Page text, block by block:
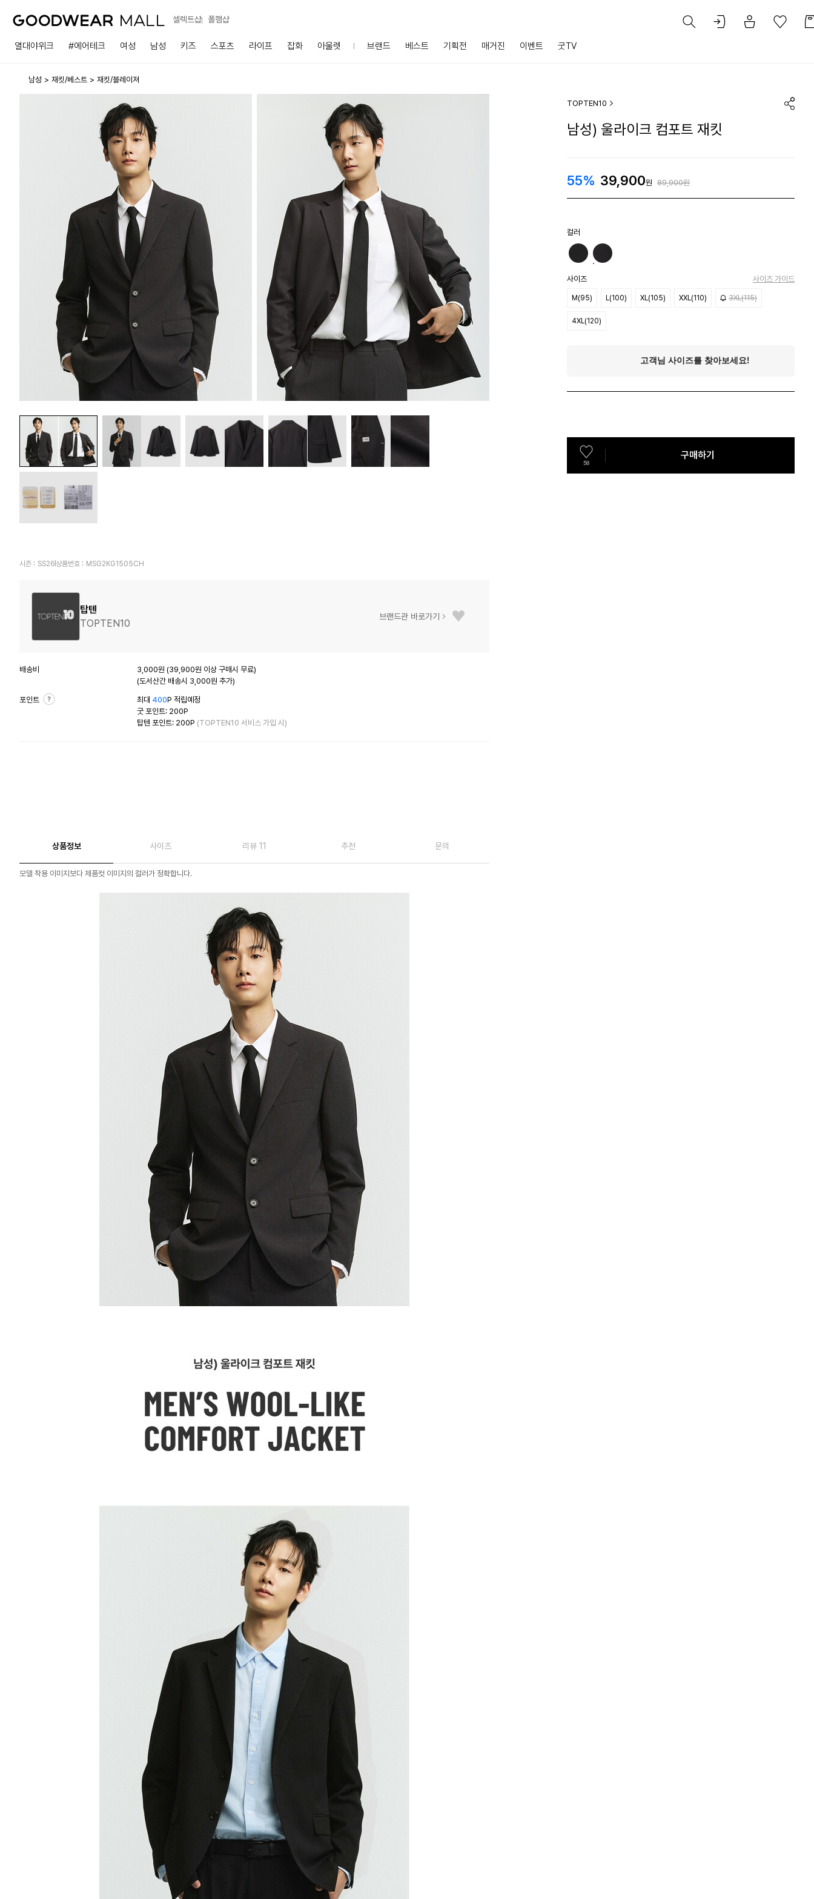
셀렉트샵 폴햄샵
열대야위크 #에어테크 여성 남성 키즈 스포츠 라이프 잡화 아울렛 브랜드 베스트 기획전 매거진 이벤트 굿TV
남성 재킷/베스트 재킷/블레이져
시즌 : SS26 상품번호 : MSG2KG1505CH
탑텐
TOPTEN10
브랜드관 바로가기
배송비
3,000원 (39,900원 이상 구매시 무료)
(도서산간 배송시 3,000원 추가)
포인트 최대 400P 적립예정
굿 포인트: 200P
탑텐 포인트: 200P (TOPTEN10 서비스 가입 시)
상품정보 사이즈 리뷰 11 추천 문의
모델 착용 이미지보다 제품컷 이미지의 컬러가 정확합니다.
TOPTEN10
남성) 울라이크 컴포트 재킷
55% 39,900원 89,900원
컬러
사이즈 사이즈 가이드
M(95) L(100) XL(105) XXL(110) 3XL(115)
4XL(120)
58
구매하기